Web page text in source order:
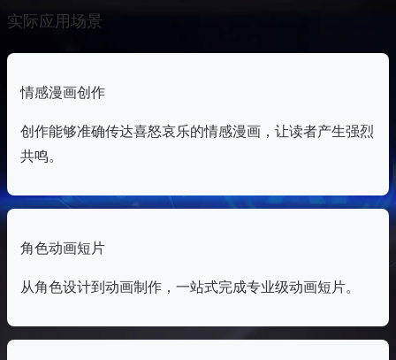
实际应用场景
情感漫画创作
创作能够准确传达喜怒哀乐的情感漫画，让读者产生强烈
共鸣。
角色动画短片
从角色设计到动画制作，一站式完成专业级动画短片。